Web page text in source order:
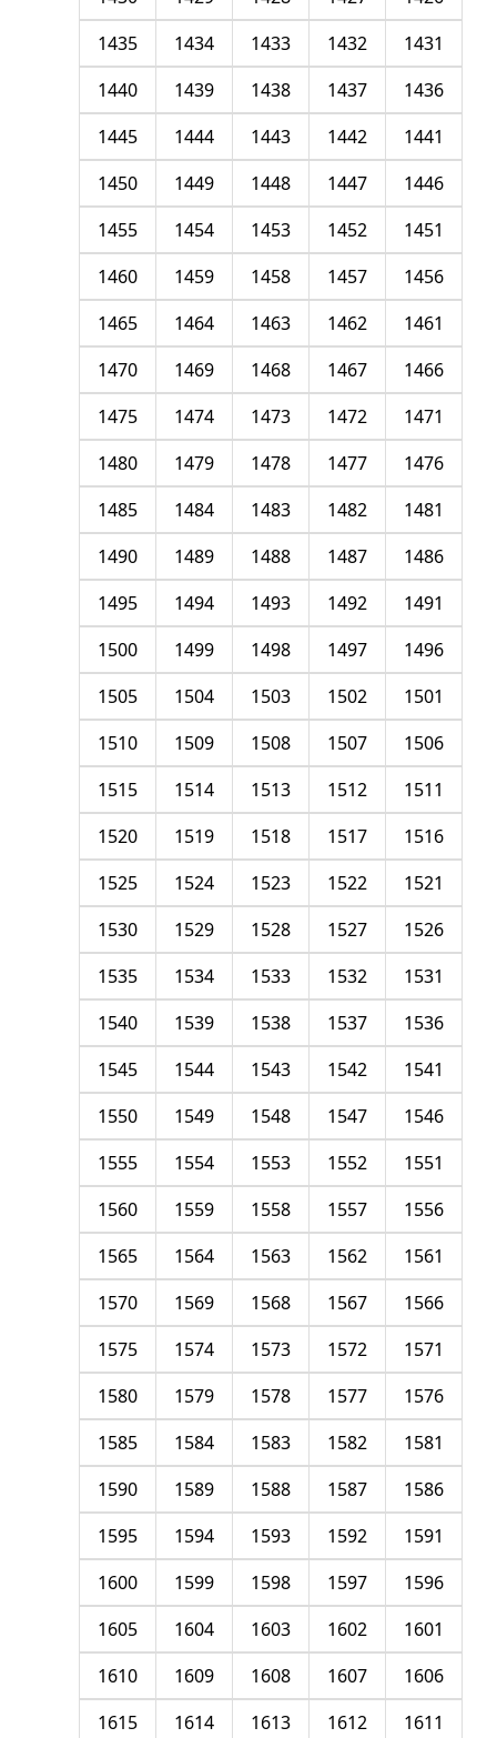
1431
1432
1433
1434
1435
1436
1437
1438
1439
1440
1441
1442
1443
1444
1445
1446
1447
1448
1449
1450
1451
1452
1453
1454
1455
1456
1457
1458
1459
1460
1461
1462
1463
1464
1465
1466
1467
1468
1469
1470
1471
1472
1473
1474
1475
1476
1477
1478
1479
1480
1481
1482
1483
1484
1485
1486
1487
1488
1489
1490
1491
1492
1493
1494
1495
1496
1497
1498
1499
1500
1501
1502
1503
1504
1505
1506
1507
1508
1509
1510
1511
1512
1513
1514
1515
1516
1517
1518
1519
1520
1521
1522
1523
1524
1525
1526
1527
1528
1529
1530
1531
1532
1533
1534
1535
1536
1537
1538
1539
1540
1541
1542
1543
1544
1545
1546
1547
1548
1549
1550
1551
1552
1553
1554
1555
1556
1557
1558
1559
1560
1561
1562
1563
1564
1565
1566
1567
1568
1569
1570
1571
1572
1573
1574
1575
1576
1577
1578
1579
1580
1581
1582
1583
1584
1585
1586
1587
1588
1589
1590
1591
1592
1593
1594
1595
1596
1597
1598
1599
1600
1601
1602
1603
1604
1605
1606
1607
1608
1609
1610
1611
1612
1613
1614
1615